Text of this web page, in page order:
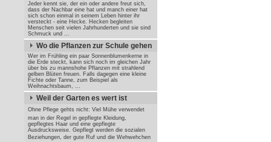
Jeder kennt sie, der ein oder andere freut sich,
dass der Nachbar eine hat und manch einer hat
sich schon einmal in seinem Leben hinter ihr
versteckt - eine Hecke. Hecken begleiten
Menschen seit vielen Jahrhunderten und sie sind
Schmuck und ...
Wo die Pflanzen zur Schule gehen
Wer im Frühling ein paar Sonnenblumenkerne in
die Erde steckt, kann sich noch im gleichen Jahr
über bis zu mannshohe Pflanzen mit strahlend
gelben Blüten freuen. Falls dagegen eine kleine
Fichte oder Tanne, zum Beispiel als
Weihnachtsbaum, ...
Weil der Garten es wert ist
Ohne Pflege gehts nicht: Viel Mühe verwendet
man in der Regel in gepflegte Kleidung,
gepflegtes Haar und eine gepflegte
Ausdrucksweise. Gepflegt werden die sozialen
Beziehungen, der gute Ruf und die Wehwehchen 